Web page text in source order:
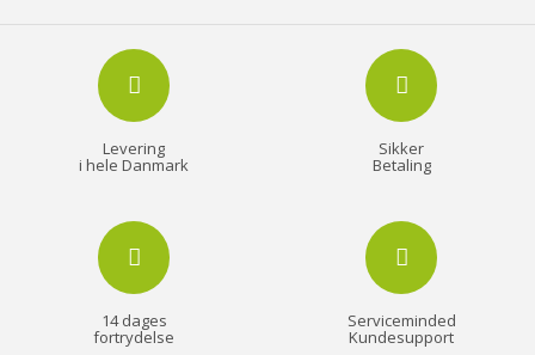
Levering
i hele Danmark
Sikker
Betaling
14 dages
fortrydelse
Serviceminded
Kundesupport